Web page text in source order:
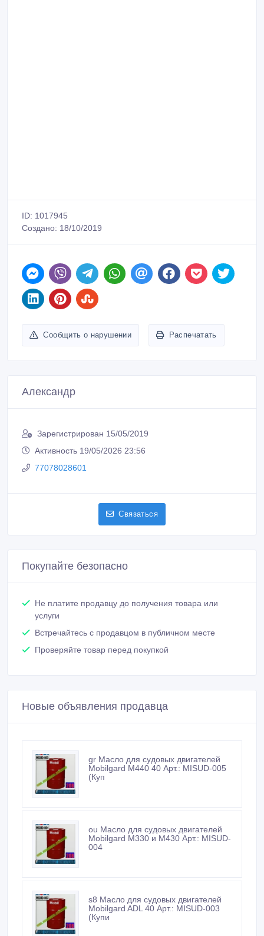
ID: 1017945
Создано: 18/10/2019
Сообщить о нарушении Распечатать
Александр
Зарегистрирован 15/05/2019
Активность 19/05/2026 23:56
77078028601
Связаться
Покупайте безопасно
Не платите продавцу до получения товара или
услуги
Встречайтесь с продавцом в публичном месте
Проверяйте товар перед покупкой
Новые объявления продавца
gr Масло для судовых двигателей
Мobilgard М440 40 Арт.: MISUD-005
(Куп
ou Масло для судовых двигателей
Мobilgard М330 и М430 Арт.: MISUD-
004
s8 Масло для судовых двигателей
Мobilgard ADL 40 Арт.: MISUD-003
(Купи